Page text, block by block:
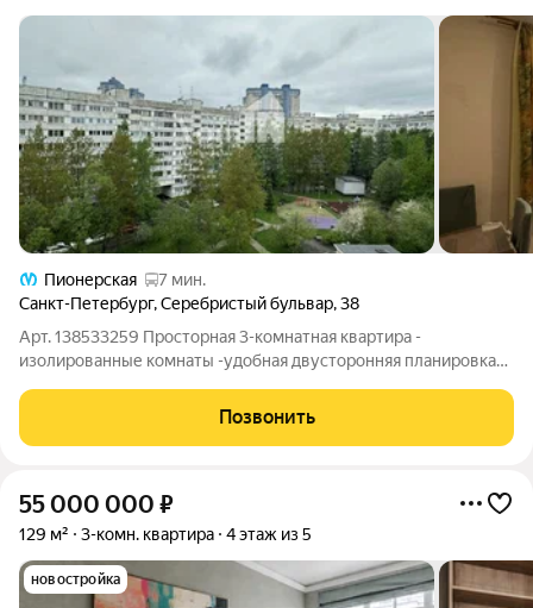
Пионерская
7 мин.
Санкт-Петербург,Серебристый бульвар,38
Арт. 138533259 Просторная 3-комнатная квартира -
изолированные комнаты -удобная двусторонняя планировка
Позвонить
55 000 000 ₽
129 м² 3-комн. квартира 4 этаж из 5
новостройка